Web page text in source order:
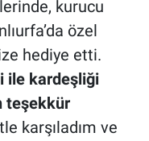
kurucu
özel
hediye etti.
ile kardeşliği
teşekkür
karşıladım ve